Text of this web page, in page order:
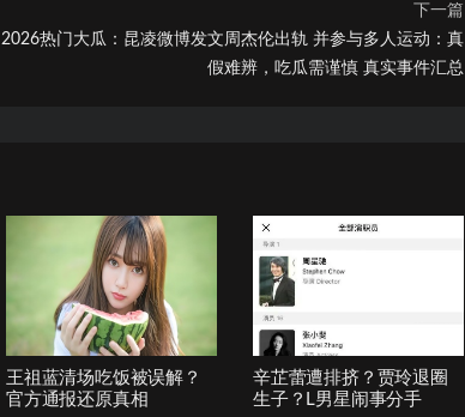
下一篇
2026热门大瓜：昆凌微博发文周杰伦出轨 并参与多人运动：真
假难辨，吃瓜需谨慎 真实事件汇总
王祖蓝清场吃饭被误解？
官方通报还原真相
辛芷蕾遭排挤？贾玲退圈
生子？L男星闹事分手